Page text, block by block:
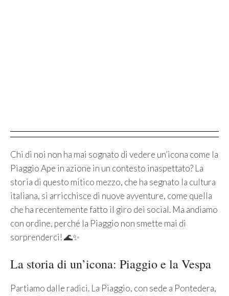
Chi di noi non ha mai sognato di vedere un’icona come la
Piaggio Ape in azione in un contesto inaspettato? La
storia di questo mitico mezzo, che ha segnato la cultura
italiana, si arricchisce di nuove avventure, come quella
che ha recentemente fatto il giro dei social. Ma andiamo
con ordine, perché la Piaggio non smette mai di
sorprenderci! 🌊✨
La storia di un’icona: Piaggio e la Vespa
Partiamo dalle radici. La Piaggio, con sede a Pontedera,